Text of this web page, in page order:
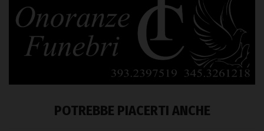
POTREBBE PIACERTI ANCHE